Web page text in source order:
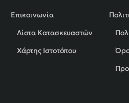
Επικοινωνία
Λίστα Κατασκευαστών
Χάρτης Ιστοτόπου